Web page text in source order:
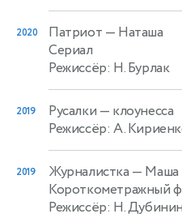
2020 Патриот — Наташа
Сериал
Режиссёр: Н. Бурлак
2019 Русалки — клоунесса
Режиссёр: А.
2019 Журналистка — Маша
Короткометражный
Режиссёр: Н.